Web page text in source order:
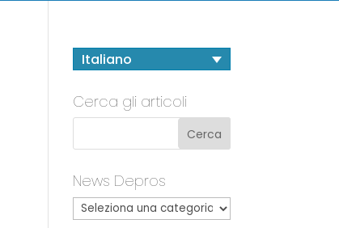
Italiano
Cerca gli articoli
News Depros